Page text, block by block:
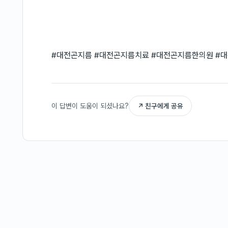
#대전곤지름 #대전곤지름치료 #대전곤지름한의원 #
이 답변이 도움이 되셨나요? ↗ 친구에게 공유